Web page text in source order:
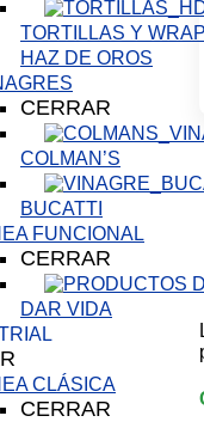
TORTILLAS Y
HAZ DE OROS
CERRAR
COLMAN’S
BUCATTI
FUNCIONAL
CERRAR
DAR VIDA
CLÁSICA
CERRAR